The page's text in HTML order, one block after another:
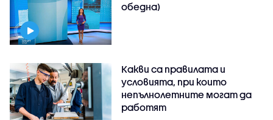
обедна)
Какви са правилата и
условията, при които
непълнолетните могат да
работят